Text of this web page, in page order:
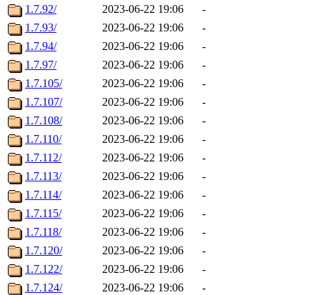
1.7.92/
2023-06-22 19:06
-
1.7.93/
2023-06-22 19:06
-
1.7.94/
2023-06-22 19:06
-
1.7.97/
2023-06-22 19:06
-
1.7.105/
2023-06-22 19:06
-
1.7.107/
2023-06-22 19:06
-
1.7.108/
2023-06-22 19:06
-
1.7.110/
2023-06-22 19:06
-
1.7.112/
2023-06-22 19:06
-
1.7.113/
2023-06-22 19:06
-
1.7.114/
2023-06-22 19:06
-
1.7.115/
2023-06-22 19:06
-
1.7.118/
2023-06-22 19:06
-
1.7.120/
2023-06-22 19:06
-
1.7.122/
2023-06-22 19:06
-
1.7.124/
2023-06-22 19:06
-